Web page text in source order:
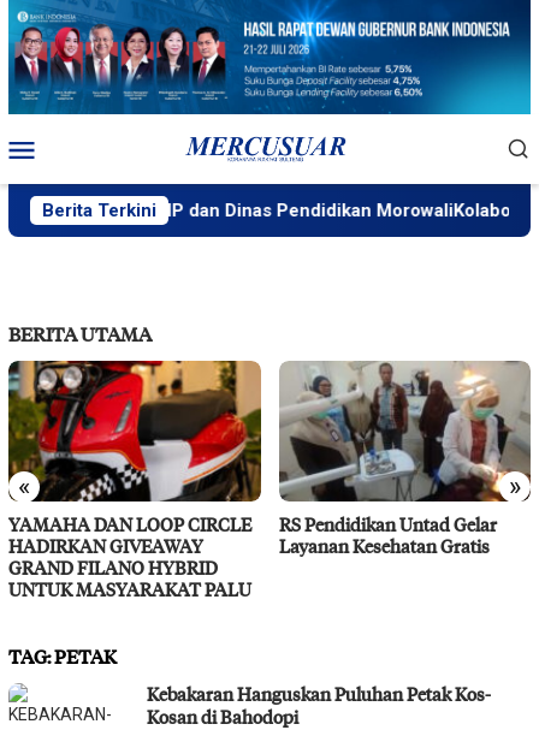
Loncat
konten
Mobile
Berita Terkini
PT IMIP dan Dinas Pendidikan MorowaliKolaborasi
BERITA UTAMA
« »
YAMAHA DAN LOOP CIRCLE
HADIRKAN GIVEAWAY
GRAND FILANO HYBRID
UNTUK MASYARAKAT PALU
RS Pendidikan Untad Gelar
Layanan Kesehatan Gratis
TAG:PETAK
Kebakaran Hanguskan Puluhan Petak Kos-
Kosan di Bahodopi